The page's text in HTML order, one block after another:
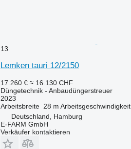
13
Lemken tauri 12/2150
17.260 € ≈ 16.130 CHF
Düngetechnik - Anbaudüngerstreuer
2023
Arbeitsbreite 28 m Arbeitsgeschwindigkeit
Deutschland, Hamburg
E-FARM GmbH
Verkäufer kontaktieren